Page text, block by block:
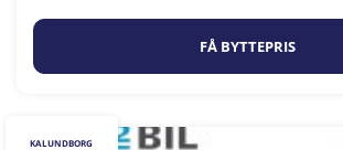
FÅ BYTTEPRIS
KALUNDBORG